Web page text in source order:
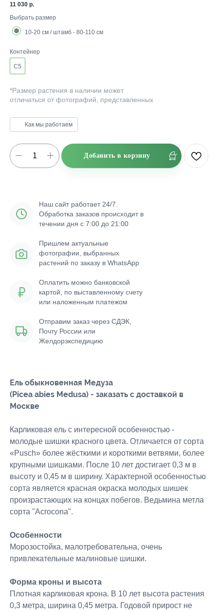
11 030 р.
Выбрать размер
10-20 см / штамб - 80-110 см
Контейнер
C5
*Размер растения в наличии может
отличаться от фотографий, представленных
Как мы работаем
Добавить в корзину
Наш сайт работает 24/7.
Обработка заказов происходит в
течении дня с 7:00 до 21:00
Пришлем актуальные
фотографии, выбранных
растений по заказу в WhatsApp
Отправим заказ через СДЭК,
Почту России или
Желдорэкспедицию
Оплатить можно банковской
картой, по выставленному счету
или наложенным платежом
Ель обыкновенная Медуза
(Picea abies Medusa) - заказать с доставкой в
Москве
Карликовая ель с интересной особенностью -
молодые шишки красного цвета. Отличается от сорта
«Pusch» более жёсткими и короткими ветвями, более
крупными шишками. После 10 лет достигает 0,3 м в
высоту и 0,45 м в ширину. Характерной особенностью
сорта является красная окраска молодых шишек
произрастающих на концах побегов. Ведьмина метла
сорта "Acrocona".
Особенности
Морозостойка, малотребовательна, очень
привлекательные малиновые шишки.
Форма кроны и высота
Плотная карликовая крона. В 10 лет высота растения
0,3 метра, ширина 0,45 метра. Годовой прирост не